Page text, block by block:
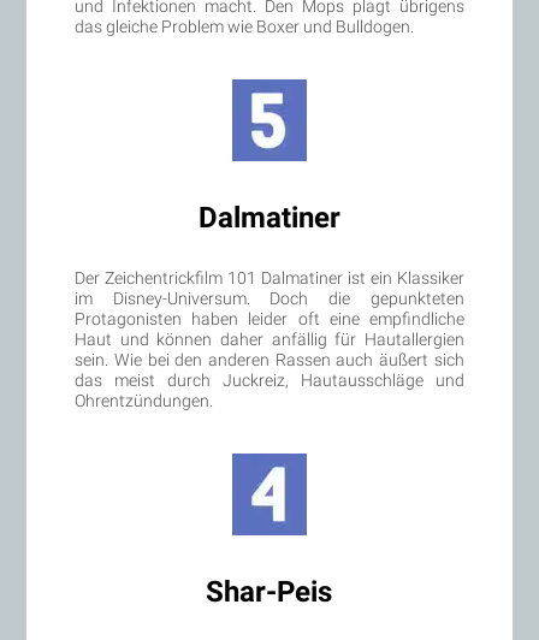
und Infektionen macht. Den Mops plagt übrigens
das gleiche Problem wie Boxer und Bulldogen.
Dalmatiner
Der Zeichentrickfilm 101 Dalmatiner ist ein Klassiker
im Disney-Universum. Doch die gepunkteten
Protagonisten haben leider oft eine empfindliche
Haut und können daher anfällig für Hautallergien
sein. Wie bei den anderen Rassen auch äußert sich
das meist durch Juckreiz, Hautausschläge und
Ohrentzündungen.
Shar-Peis